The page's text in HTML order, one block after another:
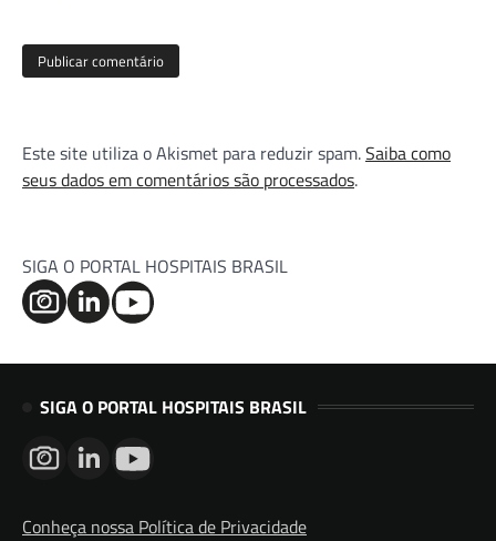
Este site utiliza o Akismet para reduzir spam.Saiba como
seus dados em comentários são processados.
SIGA O PORTAL HOSPITAIS BRASIL
SIGA O PORTAL HOSPITAIS BRASIL
Conheça nossa Política de Privacidade